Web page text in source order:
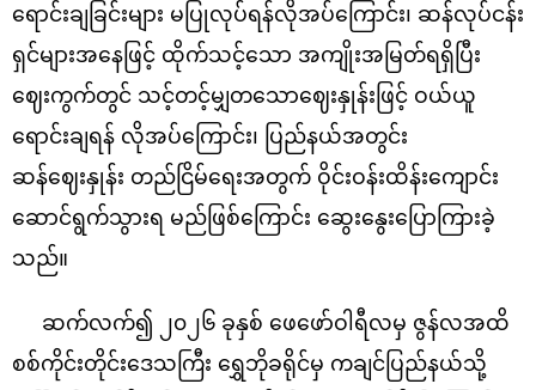
ရောင်းချခြင်းများ မပြုလုပ်ရန်လိုအပ်ကြောင်း၊ ဆန်လုပ်ငန်း
ရှင်များအနေဖြင့် ထိုက်သင့်သော အကျိုးအမြတ်ရရှိပြီး
ဈေးကွက်တွင် သင့်တင့်မျှတသောဈေးနှုန်းဖြင့် ဝယ်ယူ
ရောင်းချရန် လိုအပ်ကြောင်း၊ ပြည်နယ်အတွင်း
ဆန်‌ဈေးနှုန်း တည်ငြိမ်‌ရေးအတွက် ဝိုင်းဝန်းထိန်းကျောင်း
ဆောင်ရွက်သွားရ မည်ဖြစ်ကြောင်း ဆွေးနွေးပြောကြားခဲ့
သည်။
ဆက်လက်၍ ၂၀၂၆ ခုနှစ် ဖေဖော်ဝါရီလမှ ဇွန်လအထိ
စစ်ကိုင်းတိုင်းဒေသကြီး ရွှေဘိုခရိုင်မှ ကချင်ပြည်နယ်သို့